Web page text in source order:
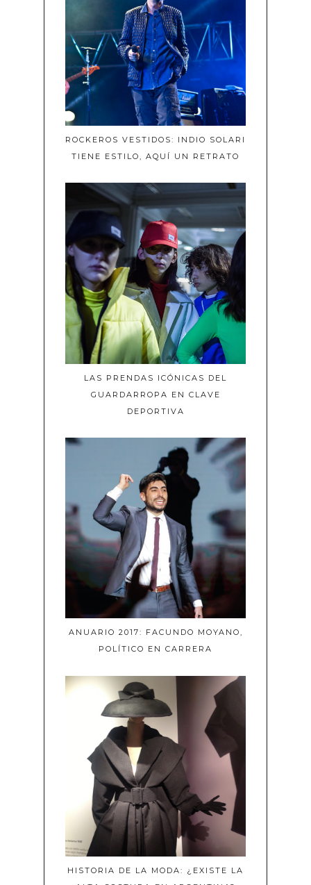
ROCKEROS VESTIDOS: INDIO SOLARI
TIENE ESTILO, AQUÍ UN RETRATO
LAS PRENDAS ICÓNICAS DEL
GUARDARROPA EN CLAVE
DEPORTIVA
ANUARIO 2017: FACUNDO MOYANO,
POLÍTICO EN CARRERA
HISTORIA DE LA MODA: ¿EXISTE LA